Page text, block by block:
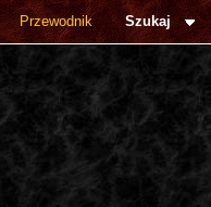
Przewodnik Szukaj